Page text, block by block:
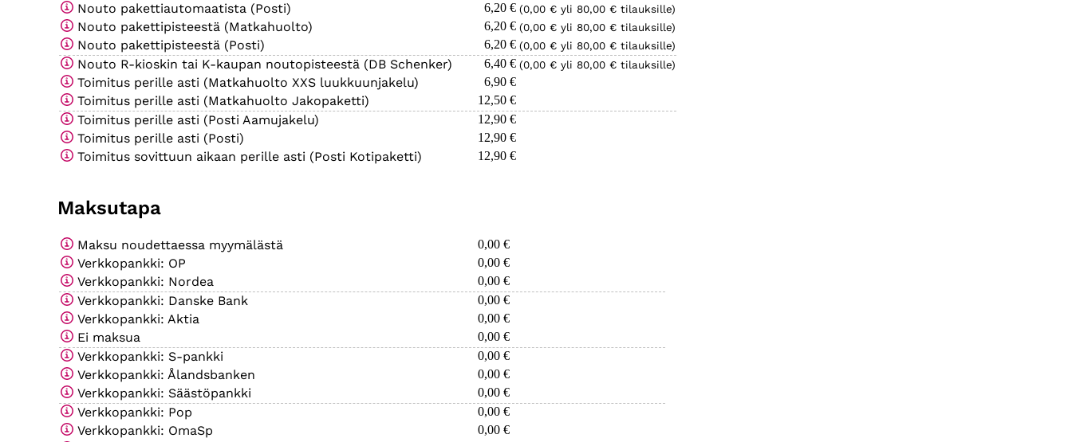
Nouto pakettiautomaatista (Posti) 6,20 € (0,00 € yli 80,00 € tilauksille)
Nouto pakettipisteestä (Matkahuolto) 6,20 € (0,00 € yli 80,00 € tilauksille)
Nouto pakettipisteestä (Posti) 6,20 € (0,00 € yli 80,00 € tilauksille)
Nouto R-kioskin tai K-kaupan noutopisteestä (DB Schenker) 6,40 € (0,00 € yli 80,00 € tilauksille)
Toimitus perille asti (Matkahuolto XXS luukkuunjakelu) 6,90 €
Toimitus perille asti (Matkahuolto Jakopaketti) 12,50 €
Toimitus perille asti (Posti Aamujakelu) 12,90 €
Toimitus perille asti (Posti) 12,90 €
Toimitus sovittuun aikaan perille asti (Posti Kotipaketti) 12,90 €
Maksutapa
Maksu noudettaessa myymälästä 0,00 €
Verkkopankki: OP 0,00 €
Verkkopankki: Nordea 0,00 €
Verkkopankki: Danske Bank 0,00 €
Verkkopankki: Aktia 0,00 €
Ei maksua 0,00 €
Verkkopankki: S-pankki 0,00 €
Verkkopankki: Ålandsbanken 0,00 €
Verkkopankki: Säästöpankki 0,00 €
Verkkopankki: Pop 0,00 €
Verkkopankki: OmaSp 0,00 €